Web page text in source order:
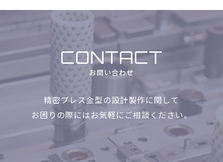
CONTACT
お問い合わせ
精密プレス金型の設計製作に関して
お困りの際にはお気軽に ご相談ください。